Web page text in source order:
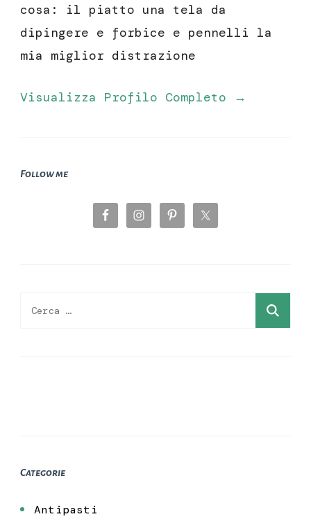
cosa: il piatto una tela da
dipingere e forbice e pennelli la
mia miglior distrazione
Visualizza Profilo Completo →
Follow me
Ricerca
Categorie
Antipasti